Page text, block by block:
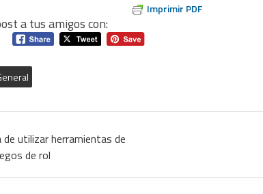
Imprimir PDF
a tus amigos con:
utilizar herramientas de
de rol